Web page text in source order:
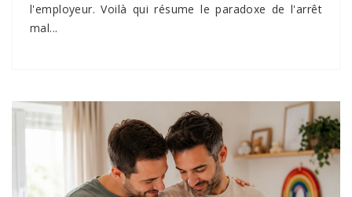
l'employeur. Voilà qui résume le paradoxe de l'arrêt
mal...